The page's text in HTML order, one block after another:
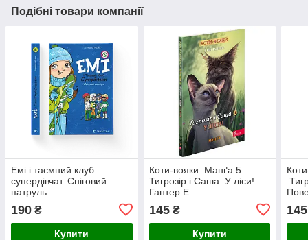
Подібні товари компанії
Емі і таємний клуб
супердівчат. Сніговий
патруль
190 ₴
Купити
Коти-вояки. Манґа 5.
Тигрозір і Саша. У ліси!.
Гантер Е.
145₴
Купити
145